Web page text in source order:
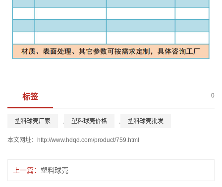
标签 0
塑料球壳厂家 , 塑料球壳价格 , 塑料球壳批发
本文网址： http://www.hdqd.com/product/759.html
上一篇： 塑料球壳